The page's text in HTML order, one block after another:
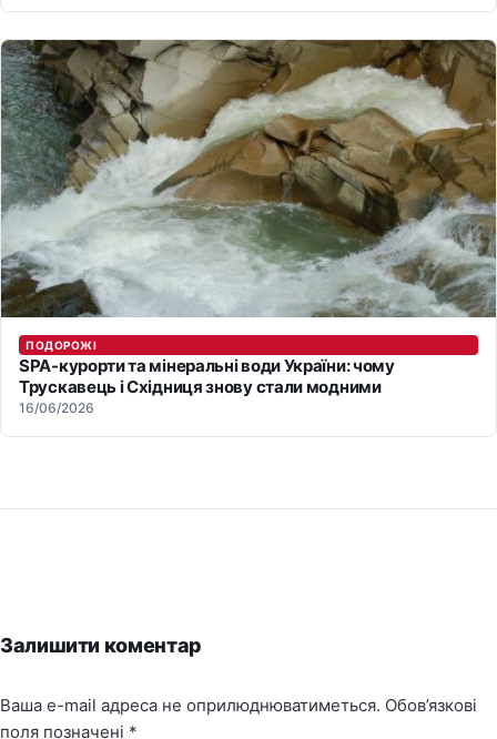
ПОДОРОЖІ
SPA-курорти та мінеральні води України: чому
Трускавець і Східниця знову стали модними
16/06/2026
Залишити коментар
Ваша e-mail адреса не оприлюднюватиметься. Обов’язкові
поля позначені *